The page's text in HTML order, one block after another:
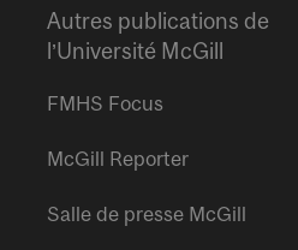
Autres publications de
l’Université McGill
FMHS Focus
McGill Reporter
Salle de presse McGill